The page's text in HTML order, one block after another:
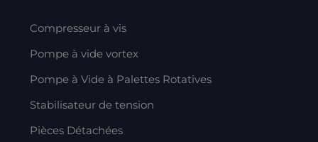
Compresseur à vis
Pompe à vide vortex
Pompe à Vide à Palettes Rotatives
Stabilisateur de tension
Pièces Détachées